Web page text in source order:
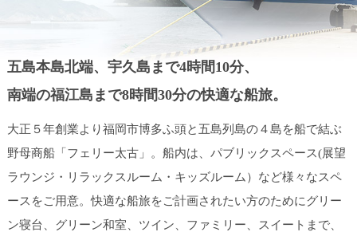
五島本島北端、宇久島まで4時間10分、
南端の福江島まで8時間30分の快適な船旅。
大正５年創業より福岡市博多ふ頭と五島列島の４島を船で結ぶ
野母商船「フェリー太古」。船内は、パブリックスペース(展望
ラウンジ・リラックスルーム・キッズルーム）など様々なスペ
ースをご用意。快適な船旅をご計画されたい方のためにグリー
ン寝台、グリーン和室、ツイン、ファミリー、スイートまで、